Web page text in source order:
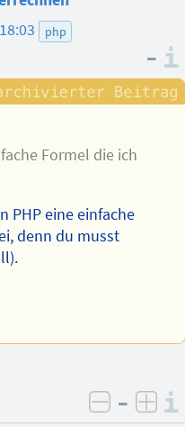
php
–
Formel die ich
PHP eine einfache
denn du musst
negativ
–